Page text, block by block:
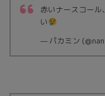
赤いナースコー
い
— パカミン